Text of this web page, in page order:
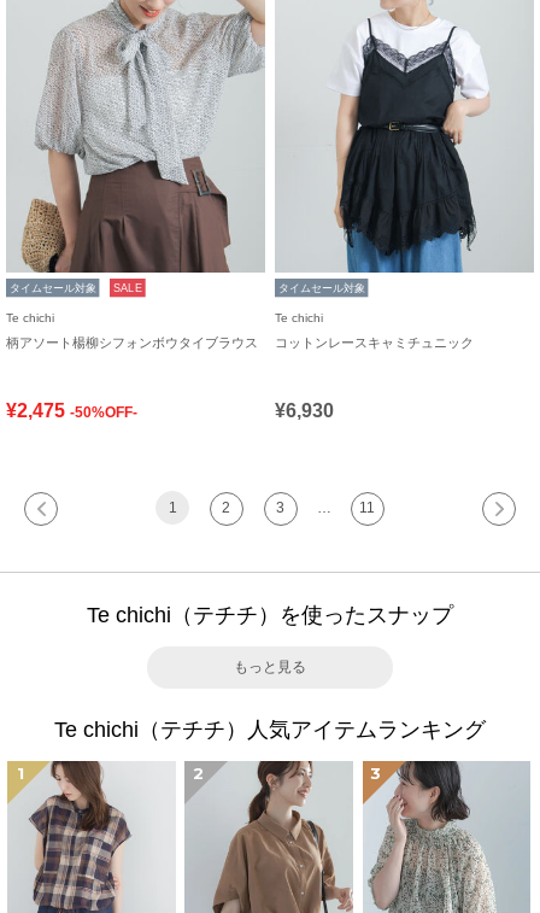
タイムセール対象 SALE
Te chichi
柄アソート楊柳シフォンボウタイブラウス
¥2,475 -50%OFF-
タイムセール対象
Te chichi
コットンレースキャミチュニック
¥6,930
1 2 3 11
Te chichi（テチチ）を使ったスナップ
もっと見る
Te chichi（テチチ）人気アイテムランキング
1 2 3